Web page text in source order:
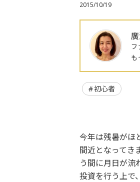
2015/10/19
フ
も
初心者
今年は残暑がほ
間近となってき
う間に月日が流
投資を行う上で